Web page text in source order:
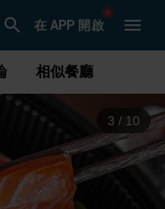
在 APP 開啟
相似餐廳
3 / 10